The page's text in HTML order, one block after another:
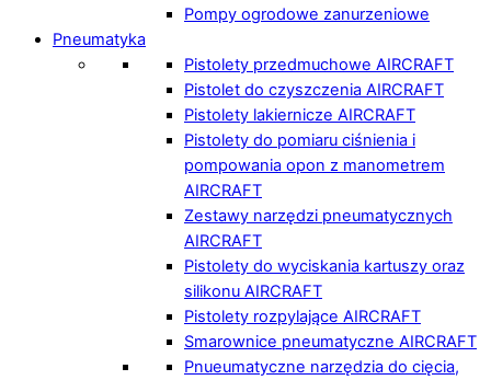
Pompy ogrodowe zanurzeniowe
Pneumatyka
Pistolety przedmuchowe AIRCRAFT
Pistolet do czyszczenia AIRCRAFT
Pistolety lakiernicze AIRCRAFT
Pistolety do pomiaru ciśnienia i
pompowania opon z manometrem
AIRCRAFT
Zestawy narzędzi pneumatycznych
AIRCRAFT
Pistolety do wyciskania kartuszy oraz
silikonu AIRCRAFT
Pistolety rozpylające AIRCRAFT
Smarownice pneumatyczne AIRCRAFT
Pnueumatyczne narzędzia do cięcia,